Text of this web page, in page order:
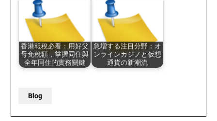
香港報稅必看：用好父
母免稅額，掌握同住與
全年同住的實務關鍵
急増する注目分野：オ
ンラインカジノと仮想
通貨の新潮流
Blog